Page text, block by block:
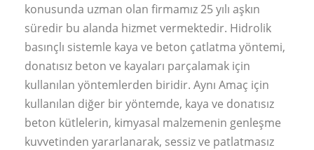
konusunda uzman olan firmamız 25 yılı aşkın
süredir bu alanda hizmet vermektedir. Hidrolik
basınçlı sistemle kaya ve beton çatlatma yöntemi,
donatısız beton ve kayaları parçalamak için
kullanılan yöntemlerden biridir. Aynı Amaç için
kullanılan diğer bir yöntemde, kaya ve donatısız
beton kütlelerin, kimyasal malzemenin genleşme
kuvvetinden yararlanarak, sessiz ve patlatmasız